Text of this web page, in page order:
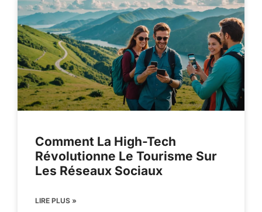
Comment La High-Tech
Révolutionne Le Tourisme Sur
Les Réseaux Sociaux
LIRE PLUS »